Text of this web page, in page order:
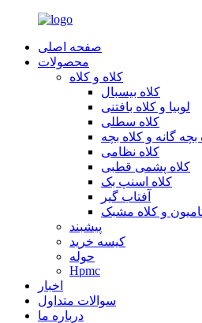
صفحه اصلی
محصولات
کلاه و کلاه
کلاه بیسبال
لوبیا و کلاه بافتنی
کلاه سطلی
بچه گانه و کلاه بچه
کلاه نظامی
کلاه پشمی قطبی
کلاه اسنپ بک
آفتاب گیر
و کلاه مشبک
پیشبند
کیسه خرید
حوله
Hpmc
اخبار
سوالات متداول
درباره ما